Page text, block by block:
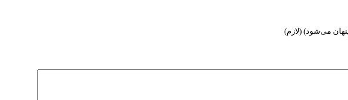
می‌شود) (لازم)